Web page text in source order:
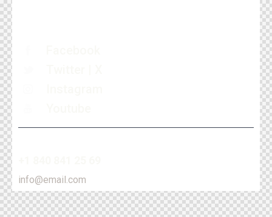
info@email.com